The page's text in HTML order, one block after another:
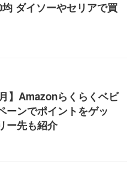
ダイソーやセリアで買
月】Amazonらくらくベビ
ーンでポイントをゲッ
ー先も紹介